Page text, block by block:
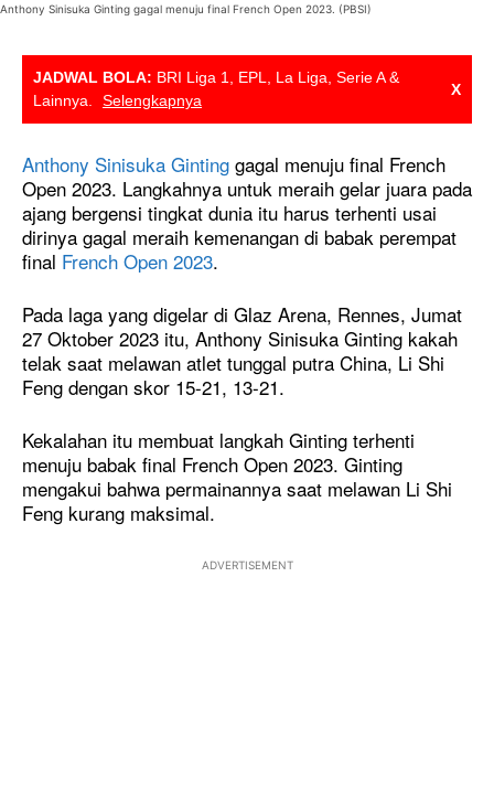
Anthony Sinisuka Ginting gagal menuju final French Open 2023. (PBSI)
JADWAL BOLA: BRI Liga 1, EPL, La Liga, Serie A &
Lainnya.
Selengkapnya
X
Anthony Sinisuka Ginting gagal menuju final French
Open 2023. Langkahnya untuk meraih gelar juara pada
ajang bergensi tingkat dunia itu harus terhenti usai
dirinya gagal meraih kemenangan di babak perempat
final French Open 2023.
Pada laga yang digelar di Glaz Arena, Rennes, Jumat
27 Oktober 2023 itu, Anthony Sinisuka Ginting kakah
telak saat melawan atlet tunggal putra China, Li Shi
Feng dengan skor 15-21, 13-21.
Kekalahan itu membuat langkah Ginting terhenti
menuju babak final French Open 2023. Ginting
mengakui bahwa permainannya saat melawan Li Shi
Feng kurang maksimal.
ADVERTISEMENT